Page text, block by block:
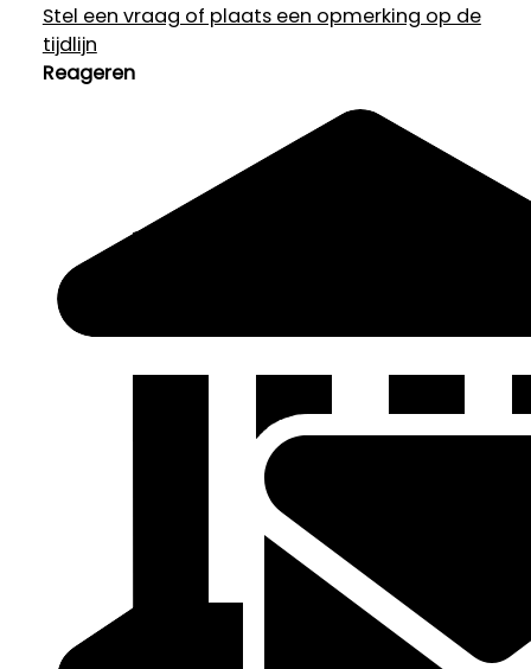
Stel een vraag of plaats een opmerking op de
tijdlijn
Reageren